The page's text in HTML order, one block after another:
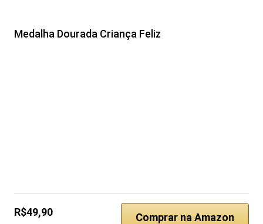
Medalha Dourada Criança Feliz
R$49,90 Comprar na Amazon